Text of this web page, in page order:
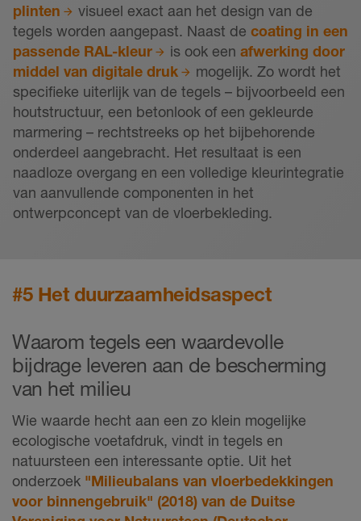
plinten
visueel exact aan het design van de
tegels worden aangepast. Naast de coating in een
passende RAL-kleur
is ook eenafwerking door
middel van digitale druk
mogelijk. Zo wordt het
specifieke uiterlijk van de tegels – bijvoorbeeld een
houtstructuur, een betonlook of een gekleurde
marmering – rechtstreeks op het bijbehorende
onderdeel aangebracht. Het resultaat is een
naadloze overgang en een volledige kleurintegratie
van aanvullende componenten in het
ontwerpconcept van de vloerbekleding.
#5 Het duurzaamheidsaspect
Waarom tegels een waardevolle
bijdrage leveren aan de bescherming
van het milieu
Wie waarde hecht aan een zo klein mogelijke
ecologische voetafdruk, vindt in tegels en
natuursteen een interessante optie. Uit het
onderzoek "Milieubalans van vloerbedekkingen
voor binnengebruik" (2018) van de Duitse